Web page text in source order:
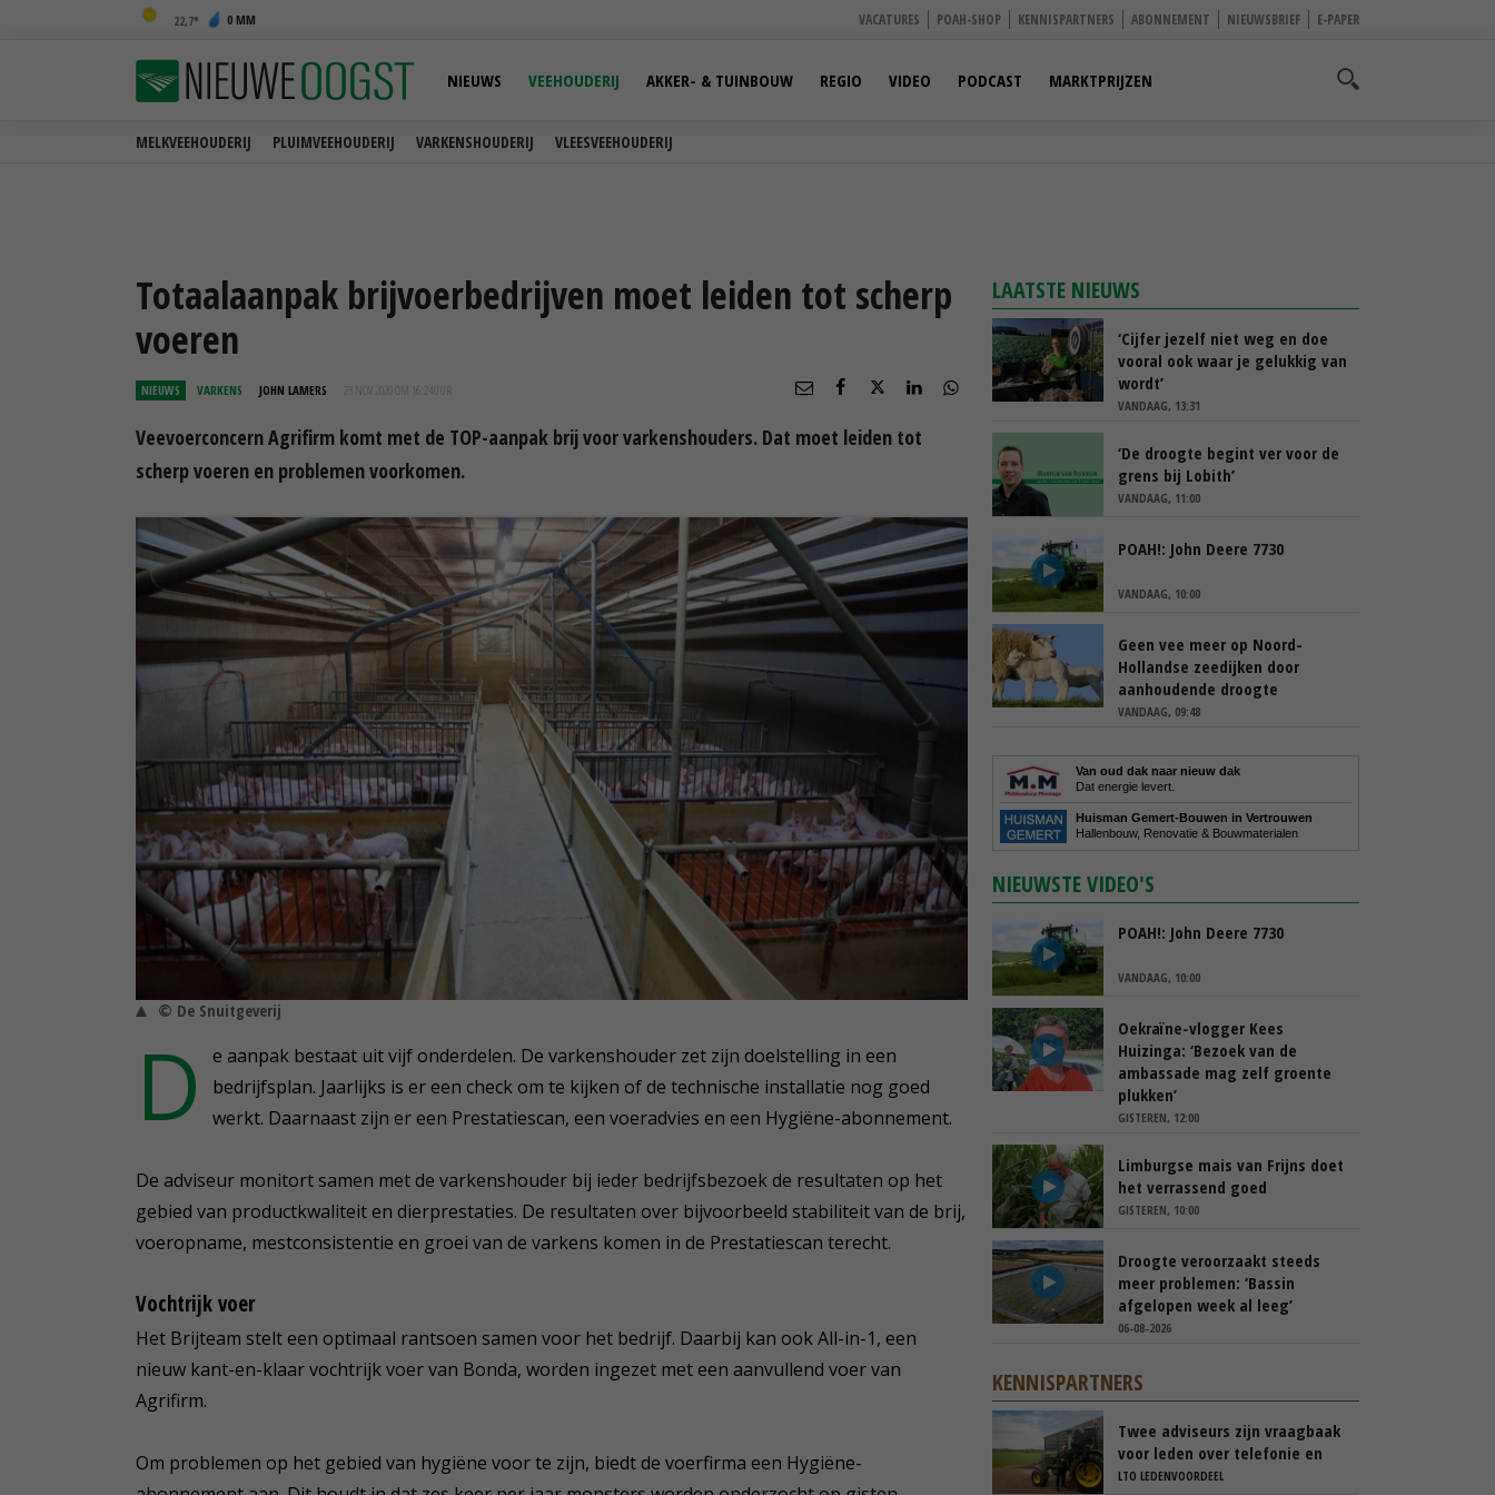
22,7 0 MM VACATURES POAH-SHOP KENNISPARTNERS ABONNEMENT NIEUWSBRIEF E-PAPER
MELKVEEHOUDERIJ PLUIMVEEHOUDERIJ VARKENSHOUDERIJ VLEESVEEHOUDERIJ
NIEUWS VEEHOUDERIJ AKKER- & TUINBOUW REGIO VIDEO PODCAST MARKTPRIJZEN
Totaalaanpak brijvoerbedrijven moet leiden tot scherp
voeren
NIEUWS VARKENS JOHN LAMERS 23 NOV 2020 OM 16:24
Veevoerconcern Agrifirm komt met de TOP-aanpak brij voor varkenshouders. Dat moet leiden tot
scherp voeren en problemen voorkomen.
© De Snuitgeverij
D
e aanpak bestaat uit vijf onderdelen. De varkenshouder zet zijn doelstelling in een
bedrijfsplan. Jaarlijks is er een check om te kijken of de technische installatie nog goed
werkt. Daarnaast zijn er een Prestatiescan, een voeradvies en een Hygiëne-abonnement.
De adviseur monitort samen met de varkenshouder bij ieder bedrijfsbezoek de resultaten op het
gebied van productkwaliteit en dierprestaties. De resultaten over bijvoorbeeld stabiliteit van de brij,
voeropname, mestconsistentie en groei van de varkens komen in de Prestatiescan terecht.
Vochtrijk voer
Het Brijteam stelt een optimaal rantsoen samen voor het bedrijf. Daarbij kan ook All-in-1, een
nieuw kant-en-klaar vochtrijk voer van Bonda, worden ingezet met een aanvullend voer van
Agrifirm.
Om problemen op het gebied van hygiëne voor te zijn, biedt de voerfirma een Hygiëne-
LAATSTE NIEUWS
‘Cijfer jezelf niet weg en doe
vooral ook waar je gelukkig van
wordt’
VANDAAG, 13:31
‘De droogte begint ver voor de
grens bij Lobith’
VANDAAG, 11:00
POAH!: John Deere 7730
VANDAAG, 10:00
Geen vee meer op Noord-
Hollandse zeedijken door
aanhoudende droogte
VANDAAG, 09:48
Van oud dak naar nieuw dak
Dat energie levert.
Huisman Gemert-Bouwen in Vertrouwen
Hallenbouw, Renovatie & Bouwmaterialen
NIEUWSTE VIDEO'S
POAH!: John Deere 7730
VANDAAG, 10:00
Oekraïne-vlogger Kees
Huizinga: ‘Bezoek van de
ambassade mag zelf groente
plukken’
GISTEREN, 12:00
Limburgse mais van Frijns doet
het verrassend goed
GISTEREN, 10:00
Droogte veroorzaakt steeds
meer problemen: ‘Bassin
afgelopen week al leeg’
06-08-2026
KENNISPARTNERS
Twee adviseurs zijn vraagbaak
voor leden over telefonie en
ICT
LTO LEDENVOORDEEL